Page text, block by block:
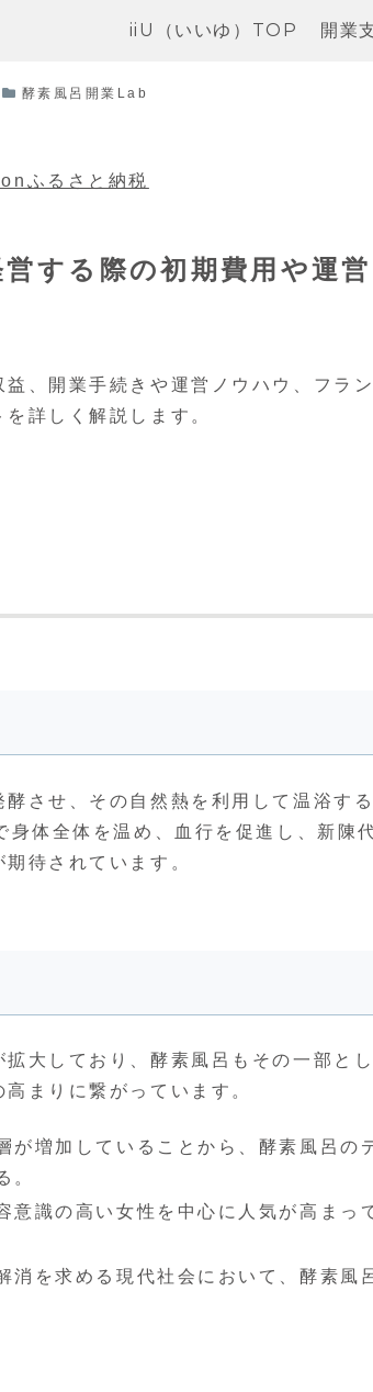
iiU（いいゆ）TOP 開業
酵素風呂開業Lab
ふるさと納税
する際の初期費用や運営
、開業手続きや運営ノウハウ、フラ
詳しく解説します。
させ、その自然熱を利用して温浴す
体全体を温め、血行を促進し、新陳
待されています。
大しており、酵素風呂もその一部とし
まりに繋がっています。
が増加していることから、酵素風呂の
。
意識の高い女性を中心に人気が高まっ
消を求める現代社会において、酵素風